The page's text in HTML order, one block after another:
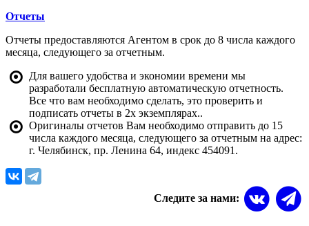
Отчеты
Отчеты предоставляются Агентом в срок до 8 числа каждого
месяца, следующего за отчетным.
Для вашего удобства и экономии времени мы
разработали бесплатную автоматическую отчетность.
Все что вам необходимо сделать, это проверить и
подписать отчеты в 2х экземплярах..
Оригиналы отчетов Вам необходимо отправить до 15
числа каждого месяца, следующего за отчетным на адрес:
г. Челябинск, пр. Ленина 64, индекс 454091.
Следите за нами: